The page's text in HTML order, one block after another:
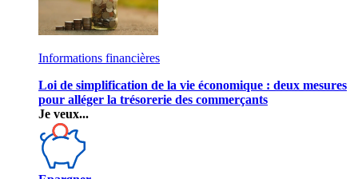
Informations financières
Loi de simplification de la vie économique : deux mesures
pour alléger la trésorerie des commerçants
Je veux...